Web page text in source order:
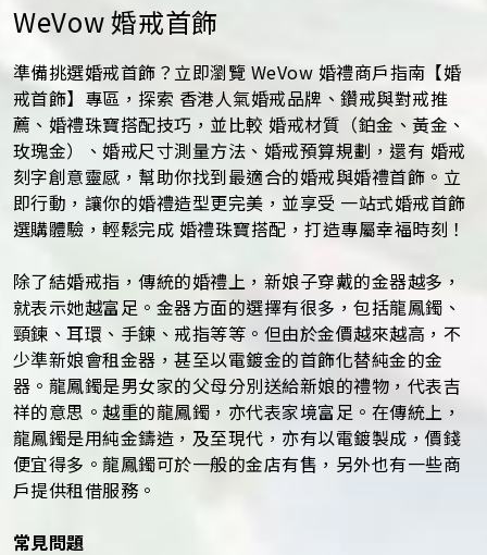
WeVow 婚戒首飾
準備挑選婚戒首飾？立即瀏覽 WeVow 婚禮商戶指南【婚
戒首飾】專區，探索 香港人氣婚戒品牌、鑽戒與對戒推
薦、婚禮珠寶搭配技巧，並比較 婚戒材質（鉑金、黃金、
玫瑰金）、婚戒尺寸測量方法、婚戒預算規劃，還有 婚戒
刻字創意靈感，幫助你找到最適合的婚戒與婚禮首飾。立
即行動，讓你的婚禮造型更完美，並享受 一站式婚戒首飾
選購體驗，輕鬆完成 婚禮珠寶搭配，打造專屬幸福時刻！
除了結婚戒指，傳統的婚禮上，新娘子穿戴的金器越多，
就表示她越富足。金器方面的選擇有很多，包括龍鳳鐲、
頸鍊、耳環、手鍊、戒指等等。但由於金價越來越高，不
少準新娘會租金器，甚至以電鍍金的首飾化替純金的金
器。龍鳳鐲是男女家的父母分別送給新娘的禮物，代表吉
祥的意思。越重的龍鳳鐲，亦代表家境富足。在傳統上，
龍鳳鐲是用純金鑄造，及至現代，亦有以電鍍製成，價錢
便宜得多。龍鳳鐲可於一般的金店有售，另外也有一些商
戶提供租借服務。
常見問題